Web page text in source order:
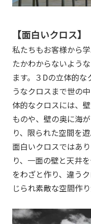
【面白いクロス】
私たちもお客様から
たかわからないよう
ます。３Dの立体的
うなクロスまで世の
体的なクロスには、
ものや、壁の奥に海
り、限られた空間を
面白いクロスではあ
り、一面の壁と天井
をわざと作り、違う
じられ素敵な空間作